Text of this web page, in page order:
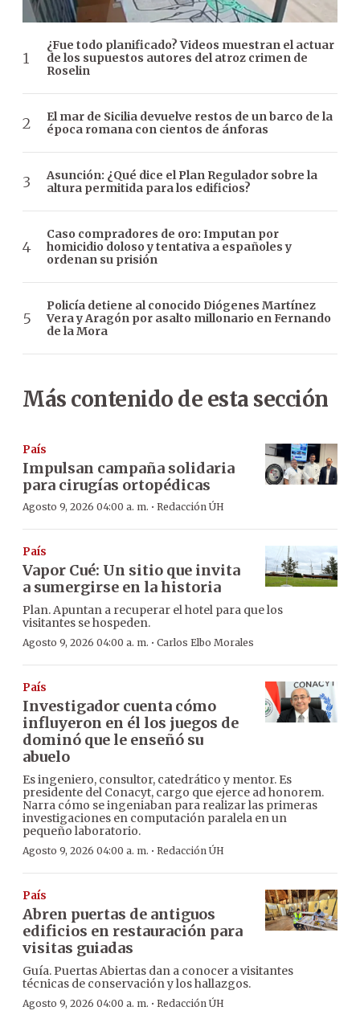
¿Fue todo planificado? Videos muestran el actuar
de los supuestos autores del atroz crimen de
Roselin
El mar de Sicilia devuelve restos de un barco de la
época romana con cientos de ánforas
Asunción: ¿Qué dice el Plan Regulador sobre la
altura permitida para los edificios?
Caso compradores de oro: Imputan por
homicidio doloso y tentativa a españoles y
ordenan su prisión
Policía detiene al conocido Diógenes Martínez
Vera y Aragón por asalto millonario en Fernando
de la Mora
Más contenido de esta sección
País
Impulsan campaña solidaria
para cirugías ortopédicas
Agosto 9, 2026 04:00 a. m. · Redacción ÚH
País
Vapor Cué: Un sitio que invita
a sumergirse en la historia
Plan. Apuntan a recuperar el hotel para que los
visitantes se hospeden.
Agosto 9, 2026 04:00 a. m. · Carlos Elbo Morales
País
Investigador cuenta cómo
influyeron en él los juegos de
dominó que le enseñó su
abuelo
Es ingeniero, consultor, catedrático y mentor. Es
presidente del Conacyt, cargo que ejerce ad honorem.
Narra cómo se ingeniaban para realizar las primeras
investigaciones en computación paralela en un
pequeño laboratorio.
Agosto 9, 2026 04:00 a. m. · Redacción ÚH
País
Abren puertas de antiguos
edificios en restauración para
visitas guiadas
Guía. Puertas Abiertas dan a conocer a visitantes
técnicas de conservación y los hallazgos.
Agosto 9, 2026 04:00 a. m. · Redacción ÚH